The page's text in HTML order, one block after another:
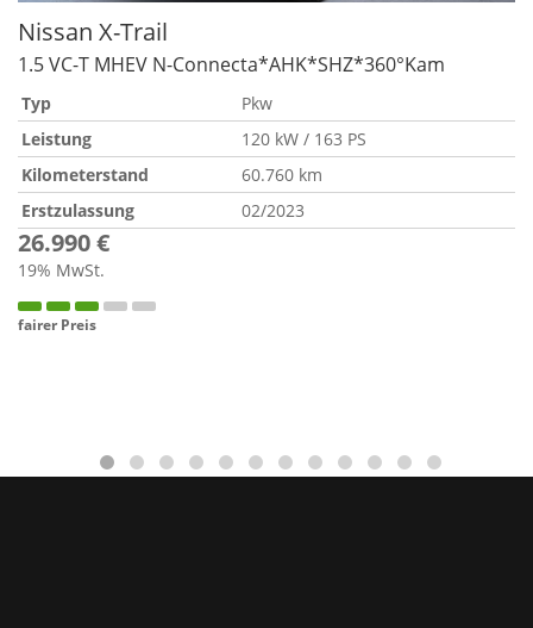
Nissan X-Trail
1.5 VC-T MHEV N-Connecta*AHK*SHZ*360°Kam
Typ
Pkw
Leistung
120 kW / 163 PS
Kilometerstand
60.760 km
Erstzulassung
02/2023
26.990 €
19% MwSt.
fairer Preis